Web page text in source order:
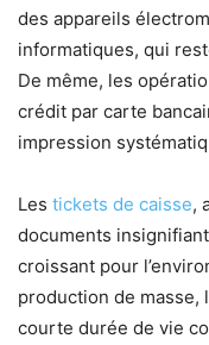
des appareils
informatiques, qui
De même, les
crédit par carte
impression
Les tickets de caisse,
documents
croissant pour
production de masse,
courte durée de vie